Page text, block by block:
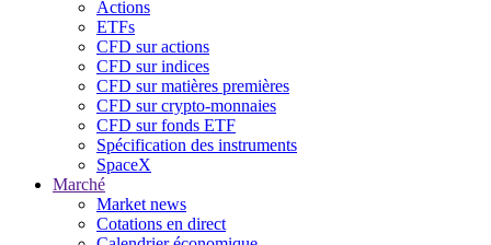
Actions
ETFs
CFD sur actions
CFD sur indices
CFD sur matières premières
CFD sur crypto-monnaies
CFD sur fonds ETF
Spécification des instruments
SpaceX
Marché
Market news
Cotations en direct